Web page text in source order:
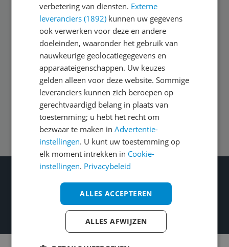
Service
Zakelijk
Volg ons op
Wat je ook kiest: Blijf kieskeurig
Gecontroleerde reviews
Heldere prijzen
verbetering van diensten. Externe
leveranciers (1892) kunnen uw gegevens
ook verwerken voor deze en andere
doeleinden, waaronder het gebruik van
nauwkeurige geolocatiegegevens en
apparaateigenschappen. Uw keuzes
gelden alleen voor deze website. Sommige
leveranciers kunnen zich beroepen op
gerechtvaardigd belang in plaats van
toestemming; u hebt het recht om
bezwaar te maken inAdvertentie-
instellingen. U kunt uw toestemming op
elk moment intrekken in Cookie-
instellingen. Privacybeleid
ALLES ACCEPTEREN
ALLES AFWIJZEN